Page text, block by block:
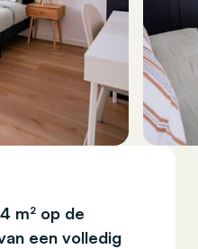
m² op de
een volledig